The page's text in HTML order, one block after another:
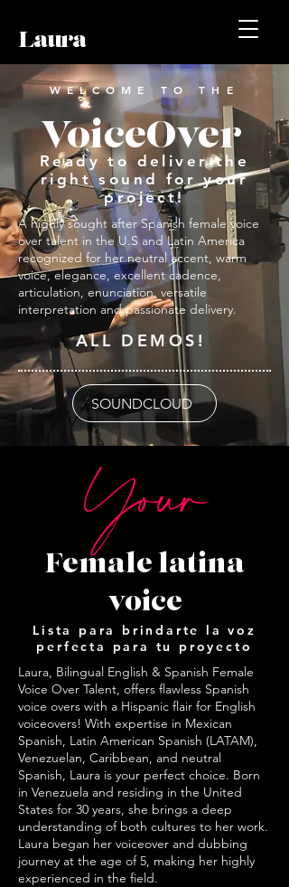
Laura
WELCOME TO THE
VoiceOver
Ready to deliver the
right sound for your
project!
A highly sought after Spanish female voice
over talent in the U.S and Latin America
recognized for her neutral accent, warm
voice, elegance, excellent cadence,
articulation, enunciation, versatile
interpretation and passionate delivery.
ALL DEMOS!
SOUNDCLOUD
Your
Female latina
voice
Lista para brindarte la voz
perfecta para tu proyecto
Laura, Bilingual English & Spanish Female
Voice Over Talent, offers flawless Spanish
voice overs with a Hispanic flair for English
voiceovers! With expertise in Mexican
Spanish, Latin American Spanish (LATAM),
Venezuelan, Caribbean, and neutral
Spanish, Laura is your perfect choice. Born
in Venezuela and residing in the United
States for 30 years, she brings a deep
understanding of both cultures to her work.
Laura began her voiceover and dubbing
journey at the age of 5, making her highly
experienced in the field.